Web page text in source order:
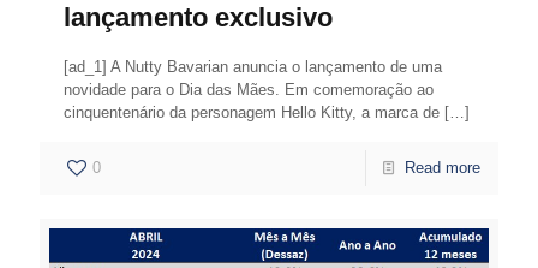
lançamento exclusivo
[ad_1] A Nutty Bavarian anuncia o lançamento de uma
novidade para o Dia das Mães. Em comemoração ao
cinquentenário da personagem Hello Kitty, a marca de […]
0 Read more